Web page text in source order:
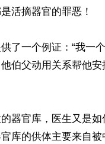
活摘器官的罪恶！
供了一个例证：“我一
伯父动用关系帮他
器官库，医生又是如
库的供体主要来自